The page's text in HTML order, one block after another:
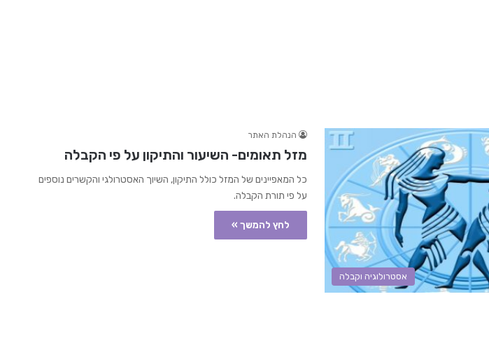
אסטרולוגיה וקבלה
הנהלת האתר
מזל תאומים- השיעור והתיקון על פי הקבלה
כל המאפיינים של המזל כולל התיקון, השיוך האסטרולגי והקשרים נוספים
על פי תורת הקבלה.
לחץ להמשך »